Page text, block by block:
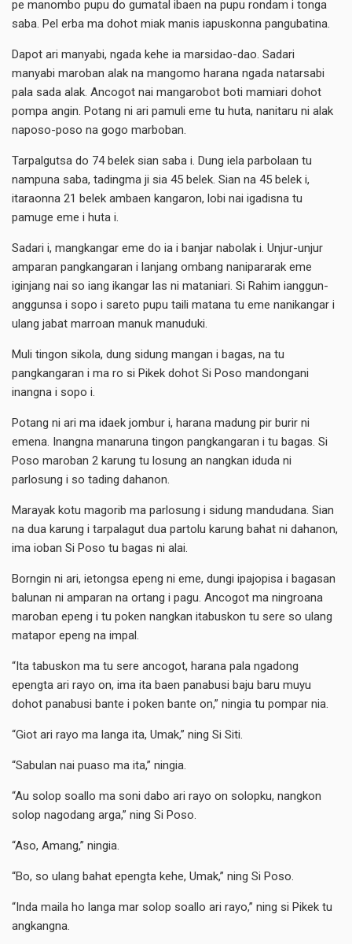
pe manombo pupu do gumatal ibaen na pupu rondam i tonga
saba. Pel erba ma dohot miak manis iapuskonna pangubatina.
Dapot ari manyabi, ngada kehe ia marsidao-dao. Sadari
manyabi maroban alak na mangomo harana ngada natarsabi
pala sada alak. Ancogot nai mangarobot boti mamiari dohot
pompa angin. Potang ni ari pamuli eme tu huta, nanitaru ni alak
naposo-poso na gogo marboban.
Tarpalgutsa do 74 belek sian saba i. Dung iela parbolaan tu
nampuna saba, tadingma ji sia 45 belek. Sian na 45 belek i,
itaraonna 21 belek ambaen kangaron, lobi nai igadisna tu
pamuge eme i huta i.
Sadari i, mangkangar eme do ia i banjar nabolak i. Unjur-unjur
amparan pangkangaran i lanjang ombang nanipararak eme
iginjang nai so iang ikangar las ni mataniari. Si Rahim ianggun-
anggunsa i sopo i sareto pupu taili matana tu eme nanikangar i
ulang jabat marroan manuk manuduki.
Muli tingon sikola, dung sidung mangan i bagas, na tu
pangkangaran i ma ro si Pikek dohot Si Poso mandongani
inangna i sopo i.
Potang ni ari ma idaek jombur i, harana madung pir burir ni
emena. Inangna manaruna tingon pangkangaran i tu bagas. Si
Poso maroban 2 karung tu losung an nangkan iduda ni
parlosung i so tading dahanon.
Marayak kotu magorib ma parlosung i sidung mandudana. Sian
na dua karung i tarpalagut dua partolu karung bahat ni dahanon,
ima ioban Si Poso tu bagas ni alai.
Borngin ni ari, ietongsa epeng ni eme, dungi ipajopisa i bagasan
balunan ni amparan na ortang i pagu. Ancogot ma ningroana
maroban epeng i tu poken nangkan itabuskon tu sere so ulang
matapor epeng na impal.
“Ita tabuskon ma tu sere ancogot, harana pala ngadong
epengta ari rayo on, ima ita baen panabusi baju baru muyu
dohot panabusi bante i poken bante on,” ningia tu pompar nia.
“Giot ari rayo ma langa ita, Umak,” ning Si Siti.
“Sabulan nai puaso ma ita,” ningia.
“Au solop soallo ma soni dabo ari rayo on solopku, nangkon
solop nagodang arga,” ning Si Poso.
“Aso, Amang,” ningia.
“Bo, so ulang bahat epengta kehe, Umak,” ning Si Poso.
“Inda maila ho langa mar solop soallo ari rayo,” ning si Pikek tu
angkangna.